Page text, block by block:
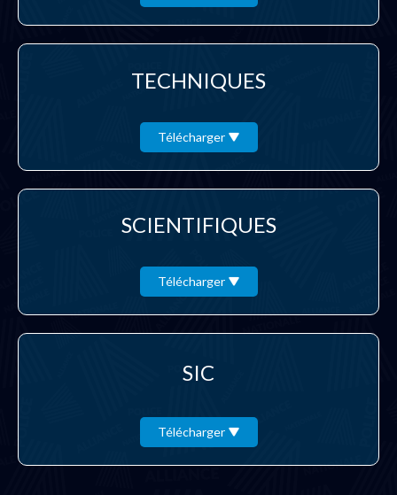
TECHNIQUES
Télécharger
SCIENTIFIQUES
Télécharger
SIC
Télécharger